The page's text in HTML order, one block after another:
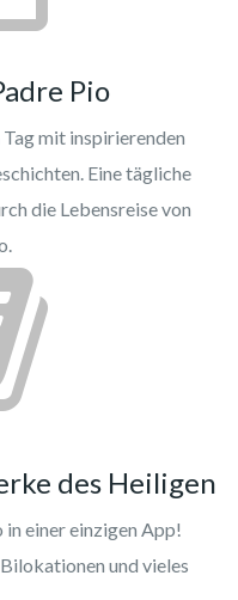
Pio
mit inspirierenden
Eine tägliche
die Lebensreise von
des Heiligen
einer einzigen App!
und vieles